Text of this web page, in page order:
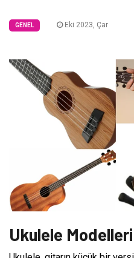
GENEL Eki 2023, Çar
Ukulele Modelleri